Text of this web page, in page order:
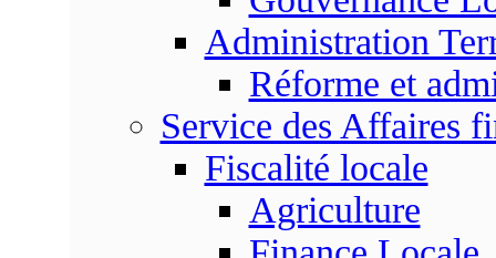
Administration
Réforme et
Service des Affaires
Fiscalité locale
Agriculture